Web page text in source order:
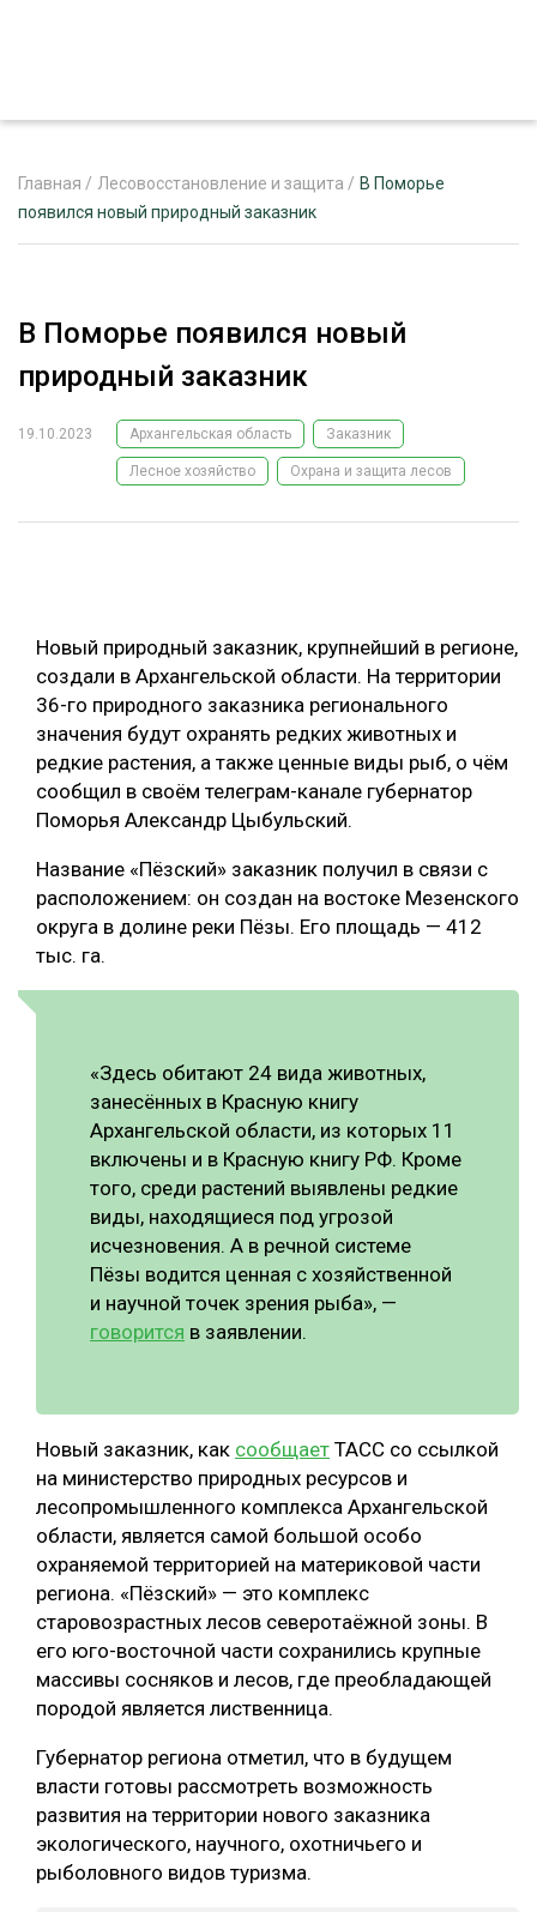
РЕКЛАМОДАТЕЛЯМ
ЛЕСНОЕ ХОЗЯЙСТВО
ЛЕСОЗАГОТОВКА
БИОЭНЕРГЕТИКА
ЛЕСОВОССТАНОВЛЕНИЕ И ЗАЩИТА
ЛОГИСТИКА
ПРОИЗВОДСТВО ДРЕВЕСНЫХ ПЛИТ
ЦБП
КОМПЛЕКСНАЯ ПЕРЕРАБОТКА
ЛЕСОПИЛЕНИЕ
СОРТИРОВКА ДРЕВЕСИНЫ
СУШКА ДРЕВЕСИНЫ
МЕБЕЛЬНОЕ ПРОИЗВОДСТВО
ТЕМАТИЧЕСКИЕ ПРОЕКТЫ
ПОДБОРКИ СТАТЕЙ
Главная / Лесовосстановление и защита / В Поморье
появился новый природный заказник
В Поморье появился новый
природный заказник
19.10.2023 Архангельская область Заказник
Лесное хозяйство Охрана и защита лесов
Новый природный заказник, крупнейший в регионе,
создали в Архангельской области. На территории
36-го природного заказника регионального
значения будут охранять редких животных и
редкие растения, а также ценные виды рыб, о чём
сообщил в своём телеграм-канале губернатор
Поморья Александр Цыбульский.
Название «Пёзский» заказник получил в связи с
расположением: он создан на востоке Мезенского
округа в долине реки Пёзы. Его площадь — 412
тыс. га.
«Здесь обитают 24 вида животных,
занесённых в Красную книгу
Архангельской области, из которых 11
включены и в Красную книгу РФ. Кроме
того, среди растений выявлены редкие
виды, находящиеся под угрозой
исчезновения. А в речной системе
Пёзы водится ценная с хозяйственной
и научной точек зрения рыба», —
говорится в заявлении.
Новый заказник, как сообщает ТАСС со ссылкой
на министерство природных ресурсов и
лесопромышленного комплекса Архангельской
области, является самой большой особо
охраняемой территорией на материковой части
региона. «Пёзский» — это комплекс
старовозрастных лесов северотаёжной зоны. В
его юго-восточной части сохранились крупные
массивы сосняков и лесов, где преобладающей
породой является лиственница.
Губернатор региона отметил, что в будущем
власти готовы рассмотреть возможность
развития на территории нового заказника
экологического, научного, охотничьего и
рыболовного видов туризма.